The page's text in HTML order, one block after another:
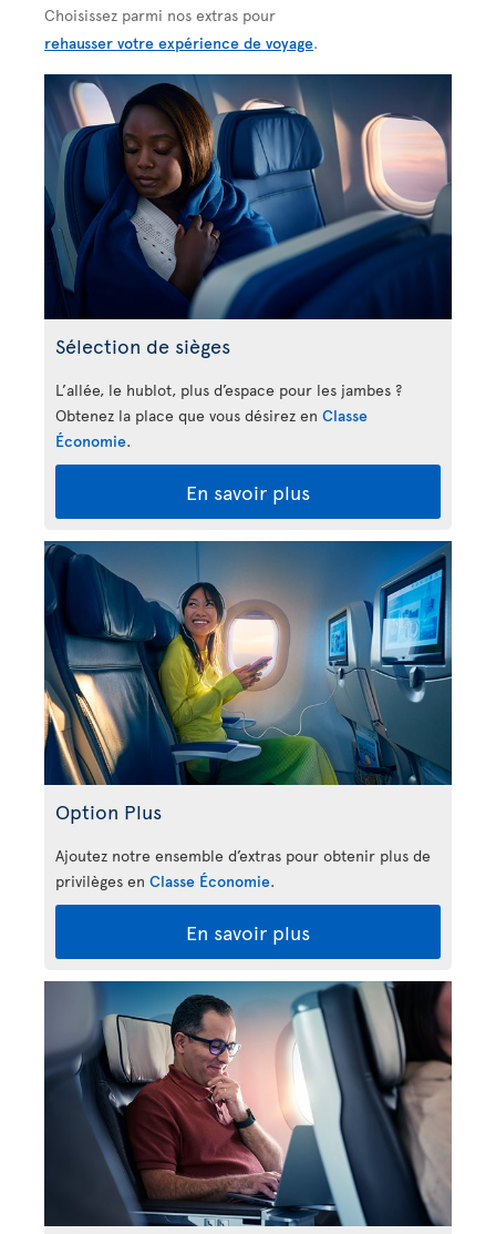
Choisissez parmi nos extras pour
rehausser votre expérience de voyage.
Sélection de sièges
L’allée, le hublot, plus d’espace pour les jambes ?
Obtenez la place que vous désirez en Classe
Économie.
En savoir plus
Option Plus
Ajoutez notre ensemble d’extras pour obtenir plus de
privilèges en Classe Économie.
En savoir plus